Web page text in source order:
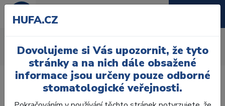
Úvod Akční letáky
HUFA.CZ
Dovolujeme si Vás upozornit, že tyto
stránky a na nich dále obsažené
informace jsou určeny pouze odborné
stomatologické veřejnosti.